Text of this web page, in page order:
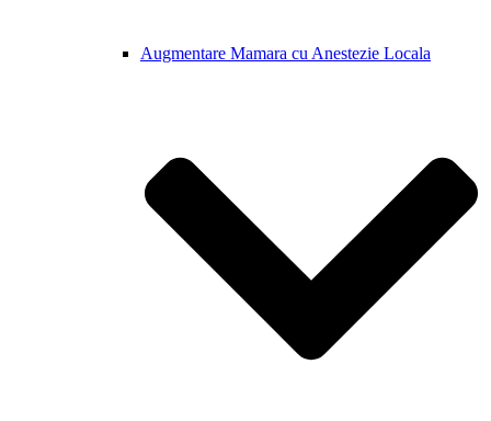
Augmentare Mamara cu Anestezie Locala